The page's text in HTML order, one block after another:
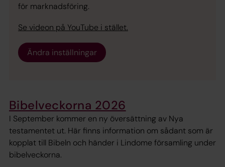
för marknadsföring.
Se videon på YouTube i stället.
Ändra inställningar
Bibelveckorna 2026
I September kommer en ny översättning av Nya
testamentet ut. Här finns information om sådant som är
kopplat till Bibeln och händer i Lindome församling under
bibelveckorna.